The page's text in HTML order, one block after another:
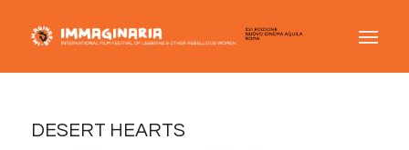
DESERT HEARTS